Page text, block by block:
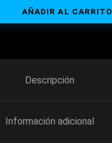
AÑADIR AL CARRITO
Descripción
Información adicional